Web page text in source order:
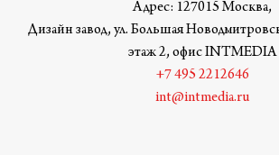
Адрес: 127015 Москва,
Дизайн завод, ул. Большая
этаж 2, офис INTMEDIA
+7 495 2212646
int@intmedia.ru